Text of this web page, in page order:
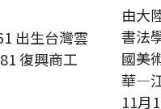
出生台灣雲
復興商工
由大
書法
國美
華―
11月